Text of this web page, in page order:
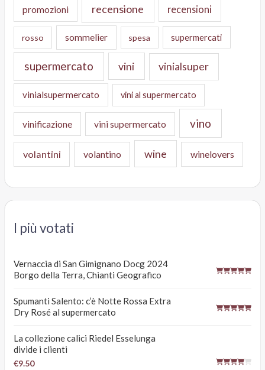
promozioni recensione recensioni
rosso sommelier spesa supermercati
supermercato vini vinialsuper
vinialsupermercato vini al supermercato
vinificazione vini supermercato vino
volantini volantino wine winelovers
I più votati
Vernaccia di San Gimignano Docg 2024
Borgo della Terra, Chianti Geografico
Spumanti Salento: c’è Notte Rossa Extra
Dry Rosé al supermercato
La collezione calici Riedel Esselunga
divide i clienti
€9.50